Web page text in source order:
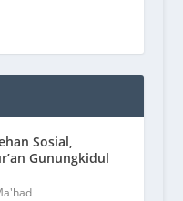
Sosial,
Gunungkidul